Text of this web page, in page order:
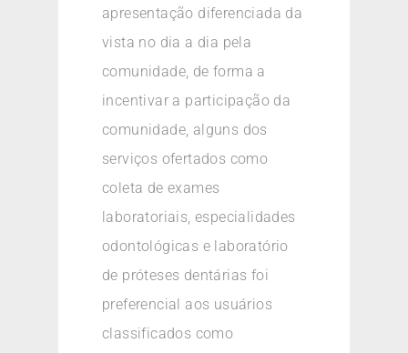
apresentação diferenciada da
vista no dia a dia pela
comunidade, de forma a
incentivar a participação da
comunidade, alguns dos
serviços ofertados como
coleta de exames
laboratoriais, especialidades
odontológicas e laboratório
de próteses dentárias foi
preferencial aos usuários
classificados como